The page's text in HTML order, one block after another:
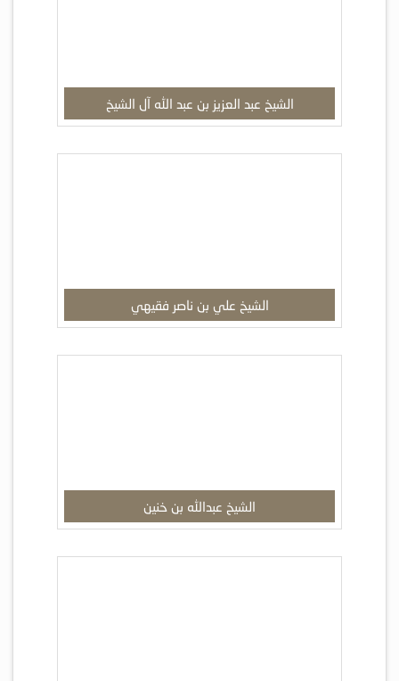
الشيخ عبد العزيز بن عبد الله آل الشيخ
الشيخ علي بن ناصر فقيهي
الشيخ عبدالله بن خنين